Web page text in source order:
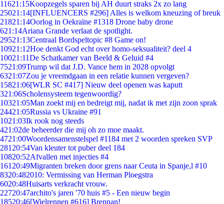
11621:15Koopzegels sparen bij AH duurt straks 2x zo lang
25021:14[INFLUENCERS #296] Alles is welkom kneuzing of breuk
21821:14Oorlog in Oekraïne #1318 Drone baby drone
621:14Ariana Grande verlaat de spotlight.
29521:13Centraal Bordspeltopic #8 Game on!
10921:12Hoe denkt God echt over homo-seksualiteit? deel 4
10021:11De Schatkamer van Beeld & Geluid #4
7521:09Trump wil dat J.D. Vance hem in 2028 opvolgt
6321:07Zou je vreemdgaan in een relatie kunnen vergeven?
15821:06[WLR SC #417] Nieuw deel openen was kaputt
321:06Scholensysteem tegenwoordig?
10321:05Man zoekt mij en bedreigt mij, nadat ik met zijn zoon sprak
24421:05Russia vs Ukraine #91
1021:03Ik rook nog steeds
421:02de beheerder die mij oh zo moe maakt.
4721:00Woordensamenstelspel #1184 met 2 woorden spreken SVP
281 20:54Van kleuter tot puber deel 184
10820:52Afvallen met injecties #4
161 20:49Migranten breken door grens naar Ceuta in Spanje,l #10
8320:482010: Vermissing van Herman Ploegstra
6020:48Huisarts verkracht vrouw.
22720:47archito's jaren '70 huis #5 - Een nieuw begin
18520:46[Wielrennen #616] Brennan!